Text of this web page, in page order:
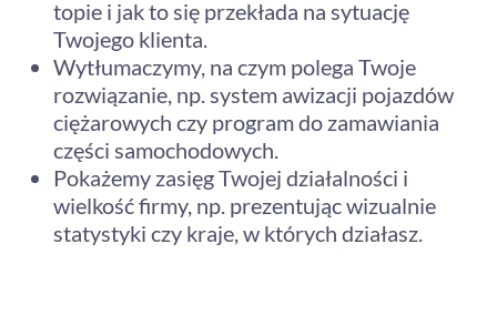
topie i jak to się przekłada na sytuację
Twojego klienta.
Wytłumaczymy, na czym polega Twoje
rozwiązanie, np. system awizacji pojazdów
ciężarowych czy program do zamawiania
części samochodowych.
Pokażemy zasięg Twojej działalności i
wielkość firmy, np. prezentując wizualnie
statystyki czy kraje, w których działasz.